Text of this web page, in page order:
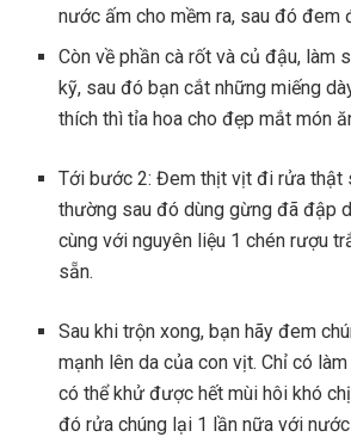
nước ấm cho mềm ra, sau đó đem
Còn về phần cà rốt và củ đậu, làm
kỹ, sau đó bạn cắt những miếng
thích thì tỉa hoa cho đẹp mắt món
Tới bước 2: Đem thịt vịt đi rửa thật
thường sau đó dùng gừng đã đập
cùng với nguyên liệu 1 chén rượu
sẵn.
Sau khi trộn xong, bạn hãy đem
mạnh lên da của con vịt. Chỉ có
có thể khử được hết mùi hôi khó
đó rửa chúng lại 1 lần nữa với